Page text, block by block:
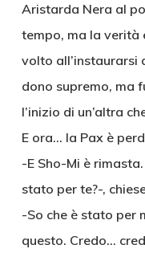
Aristarda Nera al
tempo, ma la verità
volto all’instaurarsi
dono supremo, ma
l’inizio di un’altra
E ora… la Pax è
-E Sho-Mi è
stato per te?-,
-So che è stato per
questo. Credo…